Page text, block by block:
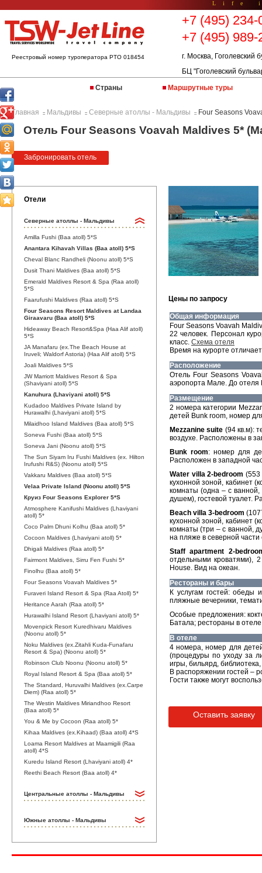
Life
Реестровый номер туроператора РТО 018454
+7 (495) 234-
+7 (495) 989-
г. Москва, Гоголевский
БЦ "Гоголевский
Страны
Маршрутные туры
Главная :: Мальдивы :: Северные атоллы - Мальдивы :: Four Seasons
Отель Four Seasons Voavah Maldives 5*
Забронировать отель
Отели
Северные атоллы - Мальдивы
Amilla Fushi (Baa atoll) 5*S
Anantara Kihavah Villas (Baa atoll) 5*S
Cheval Blanc Randheli (Noonu atoll) 5*S
Dusit Thani Maldives (Baa atoll) 5*S
Emerald Maldives Resort & Spa (Raa atoll)
5*S
Faarufushi Maldives (Raa atoll) 5*S
Four Seasons Resort Maldives at Landaa
Giraavaru (Baa atoll) 5*S
Hideaway Beach Resort&Spa (Haa Alif atoll)
5*S
JA Manafaru (ex.The Beach House at
Iruveli; Waldorf Astoria) (Haa Alif atoll) 5*S
Joali Maldives 5*S
JW Marriott Maldives Resort & Spa
(Shaviyani atoll) 5*S
Kanuhura (Lhaviyani atoll) 5*S
Kudadoo Maldives Private Island by
Hurawalhi (Lhaviyani atoll) 5*S
Milaidhoo Island Maldives (Baa atoll) 5*S
Soneva Fushi (Baa atoll) 5*S
Soneva Jani (Noonu atoll) 5*S
The Sun Siyam Iru Fushi Maldives (ex. Hilton
Irufushi R&S) (Noonu atoll) 5*S
Vakkaru Maldives (Baa atoll) 5*S
Velaa Private Island (Noonu atoll) 5*S
Круиз Four Seasons Explorer 5*S
Atmosphere Kanifushi Maldives (Lhaviyani
atoll) 5*
Coco Palm Dhuni Kolhu (Baa atoll) 5*
Cocoon Maldives (Lhaviyani atoll) 5*
Dhigali Maldives (Raa atoll) 5*
Fairmont Maldives, Sirru Fen Fushi 5*
Finolhu (Baa atoll) 5*
Four Seasons Voavah Maldives 5*
Furaveri Island Resort & Spa (Raa Atoll) 5*
Heritance Aarah (Raa atoll) 5*
Hurawalhi Island Resort (Lhaviyani atoll) 5*
Movenpick Resort Kuredhivaru Maldives
(Noonu atoll) 5*
Noku Maldives (ex.Zitahli Kuda-Funafaru
Resort & Spa) (Noonu atoll) 5*
Robinson Club Noonu (Noonu atoll) 5*
Royal Island Resort & Spa (Baa atoll) 5*
The Standard, Huruvalhi Maldives (ex.Carpe
Diem) (Raa atoll) 5*
The Westin Maldives Miriandhoo Resort
(Baa atoll) 5*
You & Me by Cocoon (Raa atoll) 5*
Kihaa Maldives (ex.Kihaad) (Baa atoll) 4*S
Loama Resort Maldives at Maamigili (Raa
atoll) 4*S
Kuredu Island Resort (Lhaviyani atoll) 4*
Reethi Beach Resort (Baa atoll) 4*
Центральные атоллы - Мальдивы
Южные атоллы - Мальдивы
Цены по запросу
Общая информация
Four Seasons Voavah
22 человек. Персонал
класс. Схема отеля
Время на курорте
Расположение
Отель Four Seasons
аэропорта Мале. До отеля
Размещение
2 номера категории
детей Bunk room, номер
Mezzanine suite (94 кв.м):
воздухе. Расположены в
Bunk room: номер для
Расположен в западной
Water villa 2-bedroom (553
кухонной зоной, кабинет
комнаты (одна – с
душем), гостевой туалет.
Beach villa 3-bedroom
кухонной зоной, кабинет
комнаты (три – с ванной,
на пляже в северной
Staff apartment 2-
отдельными кроватями),
House. Вид на океан.
Рестораны и бары
К услугам гостей:
пляжные вечерники,
Особые предложения:
Батала; рестораны в
В отеле
4 номера, номер для
(процедуры по уходу за
игры, бильярд,
В распоряжении гостей –
Гости также могут
Оставить заявку